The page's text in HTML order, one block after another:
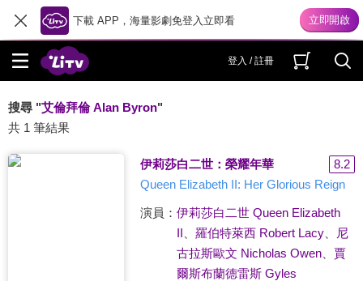
下載 APP，海量影劇免登入立即看
登入 / 註冊
搜尋 "艾倫拜倫 Alan Byron"
共 1 筆結果
伊莉莎白二世：榮耀年華
8.2
Queen Elizabeth II: Her Glorious Reign
演員： 伊莉莎白二世 Queen Elizabeth
II
羅伯特萊西 Robert Lacy、
尼
古拉斯歐文 Nicholas Owen、 賈
爾斯布蘭德雷斯 Gyles